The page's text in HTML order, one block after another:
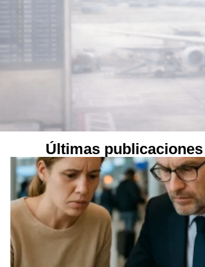
NUESTROS
AVALAN
“Excelentes abogados en aeropuerto.
actuación y la profesionalidad del
familiar no fuera expulsado y pudiera
humano y eficaz.”
Últimas